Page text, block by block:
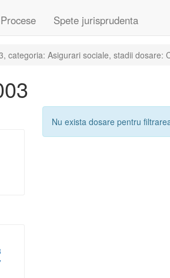
Spete jurisprudenta
categoria: Asigurari sociale, stadii dosare:
Nu exista dosare pentru